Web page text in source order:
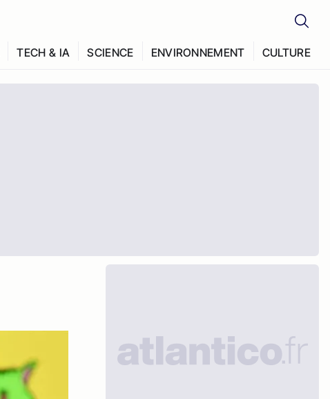
TECH & IA SCIENCE ENVIRONNEMENT CULTURE